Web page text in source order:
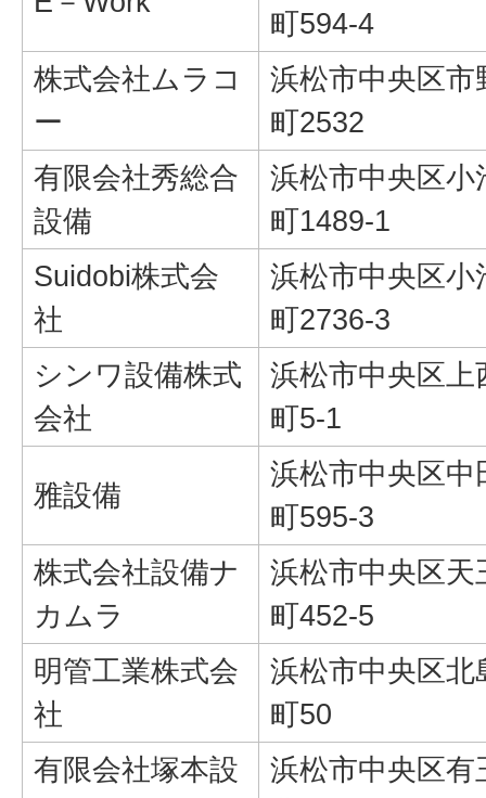
町594-4
株式会社ムラコ
ー
浜松市中央区市
町2532
有限会社秀総合
設備
浜松市中央区小
町1489-1
Suidobi株式会
社
浜松市中央区小
町2736-3
シンワ設備株式
会社
浜松市中央区上
町5-1
雅設備
浜松市中央区中
町595-3
株式会社設備ナ
カムラ
浜松市中央区天
町452-5
明管工業株式会
社
浜松市中央区北
町50
有限会社塚本設
浜松市中央区有